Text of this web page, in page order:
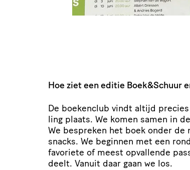
Hoe ziet een editie Boek&Schuur
De boekenclub vindt altijd
ling plaats. We komen samen in
We bespreken het boek onder de
snacks. We beginnen met een
favoriete of meest opvallende
deelt. Vanuit daar gaan we los.